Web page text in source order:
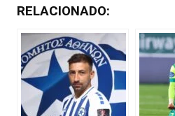
RELACIONADO: